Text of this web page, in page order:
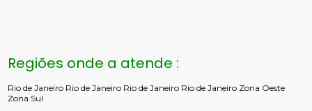
Regiões onde a atende :
Rio de Janeiro Rio de Janeiro Rio de Janeiro Rio de Janeiro Zona Oeste
Zona Sul